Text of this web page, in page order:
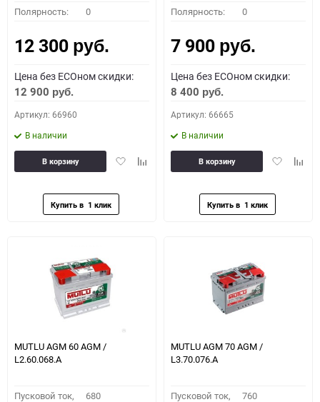
Полярность: 0
12 300 руб.
Цена без ECOном скидки:
12 900 руб.
Артикул: 66960
В наличии
ДобавитьДобавить
В корзину
Полярность: 0
7 900 руб.
Цена без ECOном скидки:
8 400 руб.
Артикул: 66665
В наличии
Добавить
В корзину
MUTLU AGM 60 AGM /
L2.60.068.A
Пусковой ток, 680
MUTLU AGM 70 AGM /
L3.70.076.A
Пусковой ток, 760